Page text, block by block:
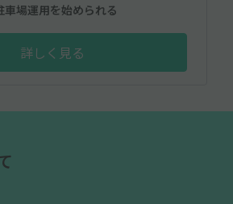
車場運用を始められる
詳しく見る